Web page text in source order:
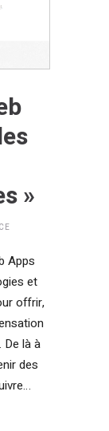
»
Apps
et
offrir,
De là à
des